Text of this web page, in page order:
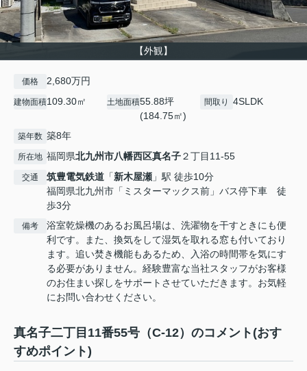
【外観】
価格 2,680万円
建物面積109.30㎡ 土地面積55.88坪
(184.75㎡)
間取り 4SLDK
築年数 築8年
所在地 福岡県北九州市八幡西区真名子２丁目11-55
交通 筑豊電気鉄道 「新木屋瀬 」駅 徒歩10分
福岡県北九州市「ミスターマックス前」バス停下車 徒
歩3分
備考
浴室乾燥機のあるお風呂場は、洗濯物を干すときにも便
利です。また、換気をして湿気を取れる窓も付いており
ます。追い焚き機能もあるため、入浴の時間帯を気にす
る必要がありません。経験豊富な当社スタッフがお客様
のお住まい探しをサポートさせていただきます。お気軽
にお問い合わせください。
真名子二丁目11番55号（C-12）のコメント(おす
すめポイント)